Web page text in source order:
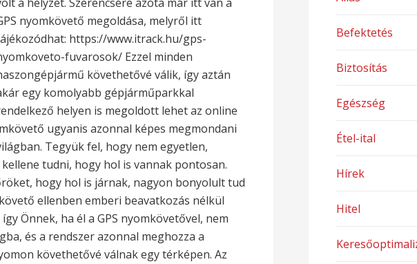
nyomkövető megoldása, melyről itt
https://www.itrack.hu/gps-
fuvarosok/ Ezzel minden
követhetővé válik, így aztán
egy komolyabb gépjárműparkkal
helyen is megoldott lehet az online
ugyanis azonnal képes megmondani
Tegyük fel, hogy nem egyetlen,
tudni, hogy hol is vannak pontosan.
hogy hol is járnak, nagyon bonyolult tud
ellenben emberi beavatkozás nélkül
Önnek, ha él a GPS nyomkövetővel, nem
és a rendszer azonnal meghozza a
követhetővé válnak egy térképen. Az
Befektetés
Biztosítás
Egészség
Étel-ital
Hírek
Hitel